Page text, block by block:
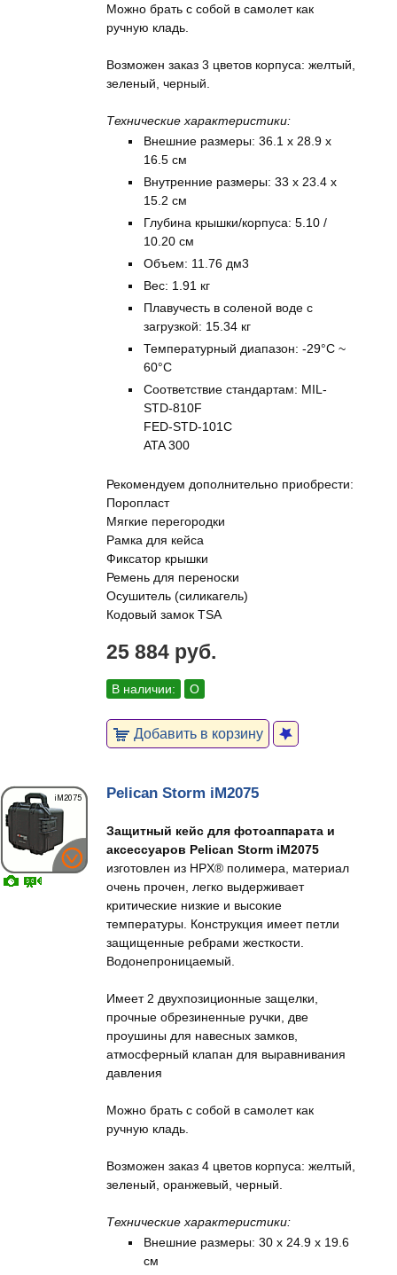
Можно брать с собой в самолет как
ручную кладь.
Возможен заказ 3 цветов корпуса: желтый,
зеленый, черный.
Технические характеристики:
Внешние размеры: 36.1 x 28.9 x
16.5 см
Внутренние размеры: 33 x 23.4 x
15.2 см
Глубина крышки/корпуса: 5.10 /
10.20 см
Объем: 11.76 дм3
Вес: 1.91 кг
Плавучесть в соленой воде с
загрузкой: 15.34 кг
Температурный диапазон: -29°C ~
60°C
Соответствие стандартам: MIL-
STD-810F
FED-STD-101C
ATA 300
Рекомендуем дополнительно приобрести:
Поропласт
Мягкие перегородки
Рамка для кейса
Фиксатор крышки
Ремень для переноски
Осушитель (силикагель)
Кодовый замок TSA
25 884 руб.
В наличии: О
Добавить в корзину
Pelican Storm iM2075
Защитный кейс для фотоаппарата и
аксессуаров Pelican Storm iM2075
изготовлен из HPX® полимера, материал
очень прочен, легко выдерживает
критические низкие и высокие
температуры. Конструкция имеет петли
защищенные ребрами жесткости.
Водонепроницаемый.
Имеет 2 двухпозиционные защелки,
прочные обрезиненные ручки, две
проушины для навесных замков,
атмосферный клапан для выравнивания
давления
Можно брать с собой в самолет как
ручную кладь.
Возможен заказ 4 цветов корпуса: желтый,
зеленый, оранжевый, черный.
Технические характеристики:
Внешние размеры: 30 x 24.9 x 19.6
см